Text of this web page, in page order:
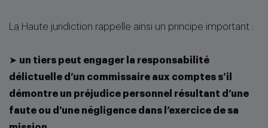
La Haute juridiction rappelle ainsi un principe important :
➤ un tiers peut engager la responsabilité
délictuelle d’un commissaire aux comptes s’il
démontre un préjudice personnel résultant d’une
faute ou d’une négligence dans l’exercice de sa